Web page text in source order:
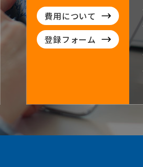
費用について
登録フォーム